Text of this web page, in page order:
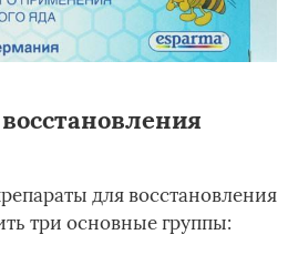
для восстановления
три основные группы: